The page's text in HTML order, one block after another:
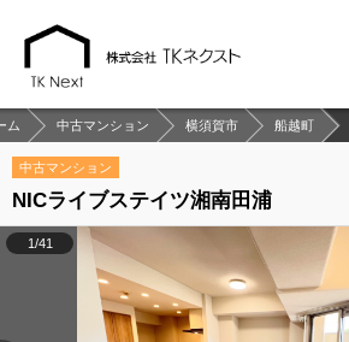
ム 中古マンション 横須賀市 船越町
中古マンション
NICライブステイツ湘南田浦
1/41
前回の履歴 検討リスト
中国語での対応も可能です
お問い合わせ